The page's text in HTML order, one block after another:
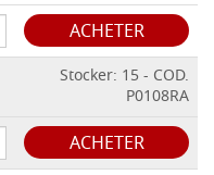
ACHETER
Stocker: 15 - COD.
P0108RA
ACHETER